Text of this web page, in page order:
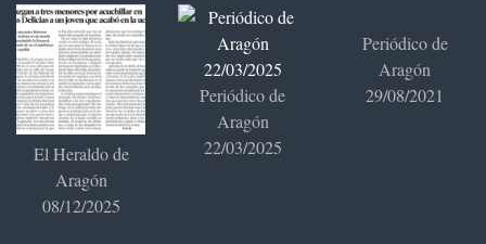
El Heraldo de
Aragón
08/12/2025
Periódico de
Aragón
22/03/2025
Periódico de
Aragón
29/08/2021